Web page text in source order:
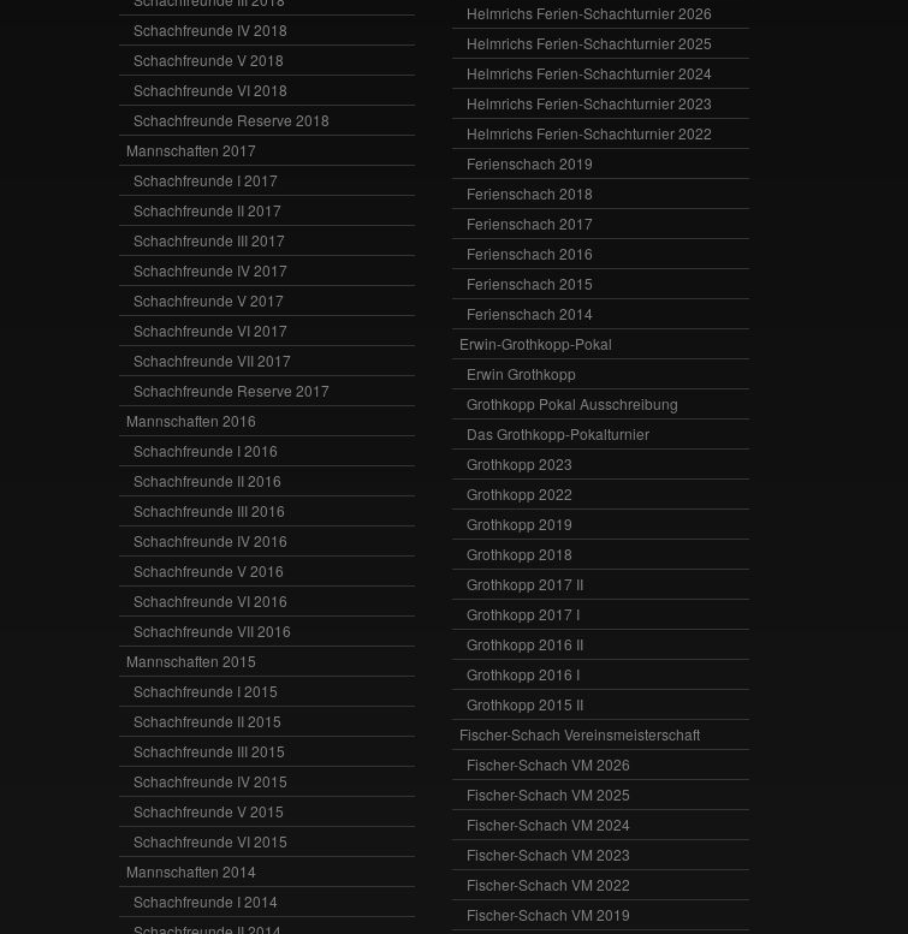
Schachfreunde IV 2018
Schachfreunde V 2018
Schachfreunde VI 2018
Schachfreunde Reserve 2018
Mannschaften 2017
Schachfreunde I 2017
Schachfreunde II 2017
Schachfreunde III 2017
Schachfreunde IV 2017
Schachfreunde V 2017
Schachfreunde VI 2017
Schachfreunde VII 2017
Schachfreunde Reserve 2017
Mannschaften 2016
Schachfreunde I 2016
Schachfreunde II 2016
Schachfreunde III 2016
Schachfreunde IV 2016
Schachfreunde V 2016
Schachfreunde VI 2016
Schachfreunde VII 2016
Mannschaften 2015
Schachfreunde I 2015
Schachfreunde II 2015
Schachfreunde III 2015
Schachfreunde IV 2015
Schachfreunde V 2015
Schachfreunde VI 2015
Mannschaften 2014
Schachfreunde I 2014
Helmrichs Ferien-Schachturnier 2026
Helmrichs Ferien-Schachturnier 2025
Helmrichs Ferien-Schachturnier 2024
Helmrichs Ferien-Schachturnier 2023
Helmrichs Ferien-Schachturnier 2022
Ferienschach 2019
Ferienschach 2018
Ferienschach 2017
Ferienschach 2016
Ferienschach 2015
Ferienschach 2014
Erwin-Grothkopp-Pokal
Erwin Grothkopp
Grothkopp Pokal Ausschreibung
Das Grothkopp-Pokalturnier
Grothkopp 2023
Grothkopp 2022
Grothkopp 2019
Grothkopp 2018
Grothkopp 2017 II
Grothkopp 2017 I
Grothkopp 2016 II
Grothkopp 2016 I
Grothkopp 2015 II
Fischer-Schach Vereinsmeisterschaft
Fischer-Schach VM 2026
Fischer-Schach VM 2025
Fischer-Schach VM 2024
Fischer-Schach VM 2023
Fischer-Schach VM 2022
Fischer-Schach VM 2019